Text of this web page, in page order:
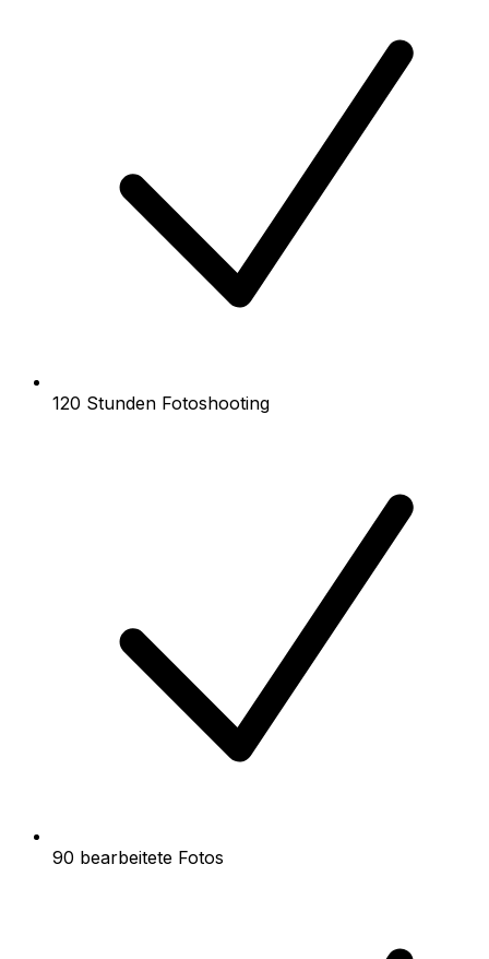
120 Stunden Fotoshooting
90 bearbeitete Fotos